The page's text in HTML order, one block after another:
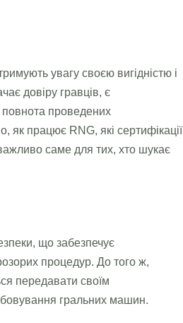
увагу своєю вигідністю і
довіру гравців, є
повнота проведених
як працює RNG, які сертифікації
саме для тих, хто шукає
що забезпечує
процедур. До того ж,
передавати своїм
гральних машин.